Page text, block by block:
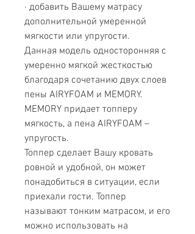
· добавить Вашему матрасу
дополнительной умеренной
мягкости или упругости.
Данная модель односторонняя с
умеренно мягкой жесткостью
благодаря сочетанию двух слоев
пены AIRYFOAM и MEMORY.
MEMORY придает топперу
мягкость, а пена AIRYFOAM –
упругость.
Топпер сделает Вашу кровать
ровной и удобной, он может
понадобиться в ситуации, если
приехали гости. Топпер
называют тонким матрасом, и его
можно использовать на